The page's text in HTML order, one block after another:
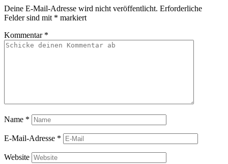
Deine E-Mail-Adresse wird nicht veröffentlicht. Erforderliche
Felder sind mit * markiert
Kommentar *
Name *
E-Mail-Adresse *
Website